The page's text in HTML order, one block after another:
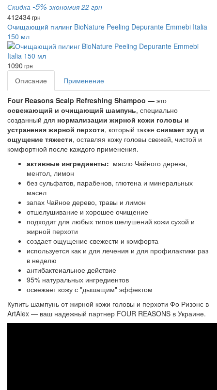
Скидка -5% экономия 22 грн
412434грн
Очищающий пилинг BioNature Peeling Depurante Emmebi Italia
150 мл
1090 грн
Описание Применение
Four Reasons Scalp Refreshing Shampoo — это
освежающий и очищающий шампунь, специально
созданный для нормализации жирной кожи головы и
устранения жирной перхоти, который также снимает зуд и
ощущение тяжести, оставляя кожу головы свежей, чистой и
комфортной после каждого применения.
активные ингредиенты: масло Чайного дерева,
ментол, лимон
без сульфатов, парабенов, глютена и минеральных
масел
запах Чайное дерево, травы и лимон
отшелушивание и хорошее очищение
подходит для любых типов шелушений кожи сухой и
жирной перхоти
создает ощущение свежести и комфорта
используется как и для лечения и для профилактики раз
в неделю
антибактеиальное действие
95% натуральных ингредиентов
освежает кожу с "дышащим" эффектом
Купить шампунь от жирной кожи головы и перхоти Фо Ризонс в
ArtAlex — ваш надежный партнер FOUR REASONS в Украине.